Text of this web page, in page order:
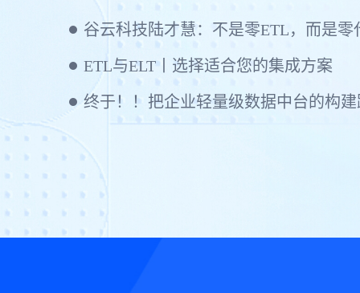
ETL与ELT丨选择适合您的集成方案
终于！！把企业轻量级数据中台的构